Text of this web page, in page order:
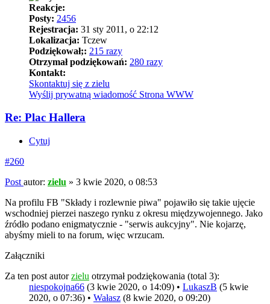
Reakcje:
Posty: 2456
Rejestracja: 31 sty 2011, o 22:12
Lokalizacja: Tczew
Podziękował;: 215 razy
Otrzymał podziękowań: 280 razy
Kontakt:
Skontaktuj się z zielu
Wyślij prywatną wiadomość Strona WWW
Re: Plac Hallera
Cytuj
#260
Post autor: zielu » 3 kwie 2020, o 08:53
Na profilu FB "Składy i rozlewnie piwa" pojawiło się takie ujęcie
wschodniej pierzei naszego rynku z okresu międzywojennego. Jako
źródło podano enigmatycznie - "serwis aukcyjny". Nie kojarzę,
abyśmy mieli to na forum, więc wrzucam.
Załączniki
Za ten post autorzielu otrzymał podziękowania (total 3):
niespokojna66 (3 kwie 2020, o 14:09) • LukaszB (5 kwie
2020, o 07:36) • Wałasz (8 kwie 2020, o 09:20)